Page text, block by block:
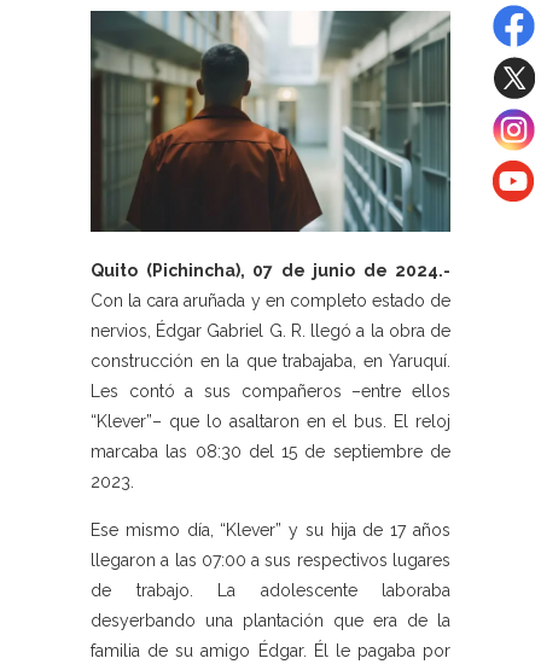
Quito (Pichincha), 07 de junio de 2024.-
Con la cara aruñada y en completo estado de
nervios, Édgar Gabriel G. R. llegó a la obra de
construcción en la que trabajaba, en Yaruquí.
Les contó a sus compañeros –entre ellos
“Klever”– que lo asaltaron en el bus. El reloj
marcaba las 08:30 del 15 de septiembre de
2023.
Ese mismo día, “Klever” y su hija de 17 años
llegaron a las 07:00 a sus respectivos lugares
de trabajo. La adolescente laboraba
desyerbando una plantación que era de la
familia de su amigo Édgar. Él le pagaba por